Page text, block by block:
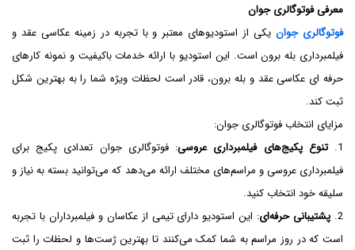
معرفی فوتوگالری جوان
فوتوگالری جوانیکی از استودیوهای معتبر و با تجربه در زمینه عکاسی عقد و
فیلمبرداری بله برون است. این استودیو با ارائه خدمات باکیفیت و نمونه کارهای
حرفه ای عکاسی عقد و بله برون، قادر است لحظات ویژه شما را به بهترین شکل
ثبت کند.
مزایای انتخاب فوتوگالری جوان:
1.
تنوع پکیج‌های فیلمبرداری عروسی: فوتوگالری جوان تعدادی پکیج برای
فیلمبرداری عروسی و مراسم‌های مختلف ارائه می‌دهد که می‌توانید بسته به نیاز و
سلیقه خود انتخاب کنید.
2. پشتیبانی حرفه‌ای: این استودیو دارای تیمی از عکاسان و فیلمبرداران با تجربه
است که در روز مراسم به شما کمک می‌کنند تا بهترین ژست‌ها و لحظات را ثبت